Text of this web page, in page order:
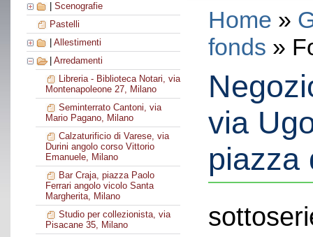
Scenografie
Pastelli
Allestimenti
Arredamenti
Libreria - Biblioteca Notari, via
Montenapoleone 27, Milano
Seminterrato Cantoni, via
Mario Pagano, Milano
Calzaturificio di Varese, via
Durini angolo corso Vittorio
Emanuele, Milano
Bar Craja, piazza Paolo
Ferrari angolo vicolo Santa
Margherita, Milano
Studio per collezionista, via
Pisacane 35, Milano
Home »
fonds »
via
piazza